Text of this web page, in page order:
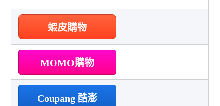
蝦皮購物
MOMO購物
Coupang 酷澎